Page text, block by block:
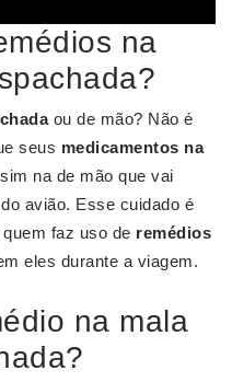
na
ou de mão? Não é
seus medicamentos na
na de mão que vai
avião. Esse cuidado é
faz uso de remédios
eles durante a viagem.
na mala